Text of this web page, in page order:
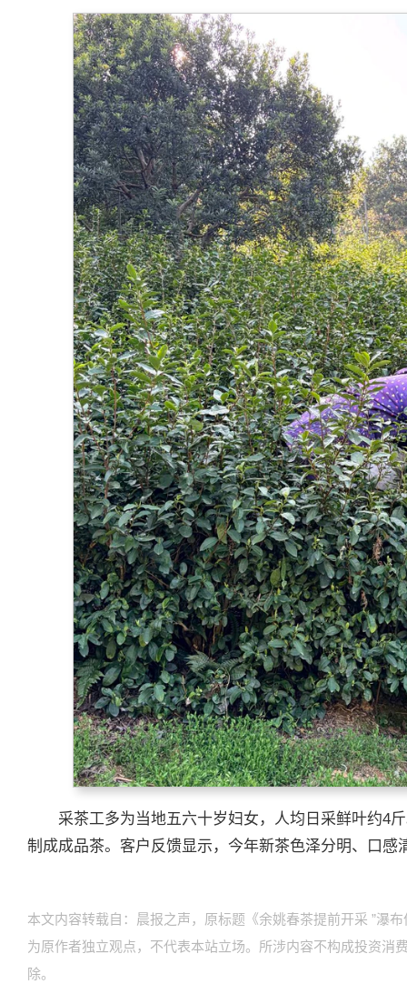
采茶工多为当地五六十岁妇女，人均日采鲜叶约4
制成成品茶。客户反馈显示，今年新茶色泽分明、口
本文内容转载自：晨报之声，原标题《余姚春茶提前开采 ”瀑
为原作者独立观点，不代表本站立场。所涉内容不构成投资消
除。